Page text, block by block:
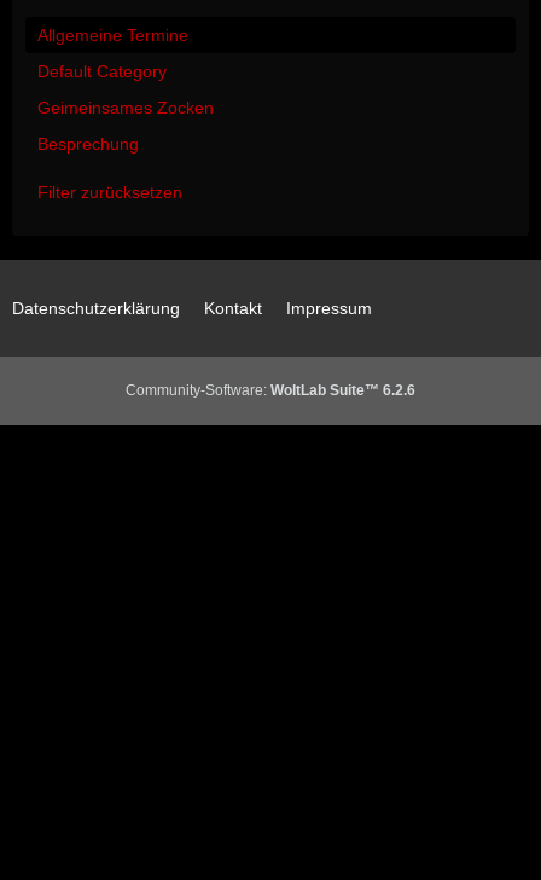
Allgemeine Termine
Default Category
Geimeinsames Zocken
Besprechung
Filter zurücksetzen
Datenschutzerklärung Kontakt Impressum
Community-Software: WoltLab Suite™ 6.2.6